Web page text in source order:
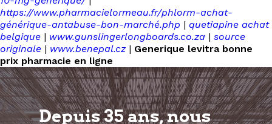
https://www.pharmacielormeau.fr/phlorm-achat-
générique-antabuse-bon-marché.php | quetiapine achat
belgique | www.gunslingerlongboards.co.za | source
originale | www.benepal.cz | Generique levitra bonne
prix pharmacie en ligne
Depuis 35 ans, nous